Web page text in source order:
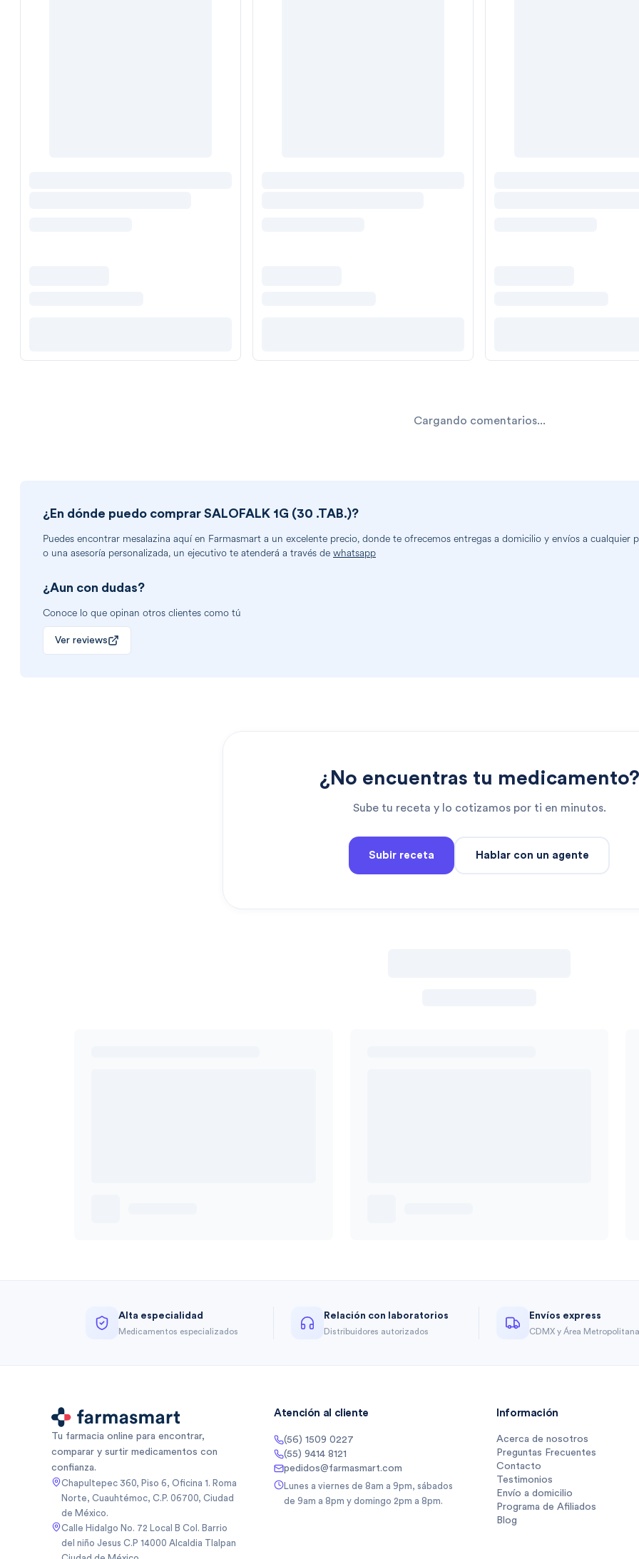
Cargando comentarios...
¿En dónde puedo comprar SALOFALK 1G (30 .TAB.)?
Puedes encontrar mesalazina aquí en Farmasmart a un excelente precio, donde te ofrecemos entregas a domicilio y envíos a cualquier
o una asesoría personalizada, un ejecutivo te atenderá a través de whatsapp
¿Aun con dudas?
Conoce lo que opinan otros clientes como tú
Ver reviews
¿No encuentras tu medicamento?
Sube tu receta y lo cotizamos por ti en minutos.
Subir receta Hablar con un agente
Alta especialidad
Medicamentos especializados
Relación con laboratorios
Distribuidores autorizados
Envíos express
CDMX y Área Metropolitana
Tu farmacia online para encontrar,
comparar y surtir medicamentos con
confianza.
Chapultepec 360, Piso 6, Oficina 1. Roma
Norte, Cuauhtémoc, C.P. 06700, Ciudad
de México.
Calle Hidalgo No. 72 Local B Col. Barrio
del niño Jesus C.P 14000 Alcaldia Tlalpan
Atención al cliente
(56) 1509 0227
(55) 9414 8121
pedidos@farmasmart.com
Lunes a viernes de 8am a 9pm, sábados
de 9am a 8pm y domingo 2pm a 8pm.
Información
Acerca de nosotros
Preguntas Frecuentes
Contacto
Testimonios
Envío a domicilio
Programa de Afiliados
Blog